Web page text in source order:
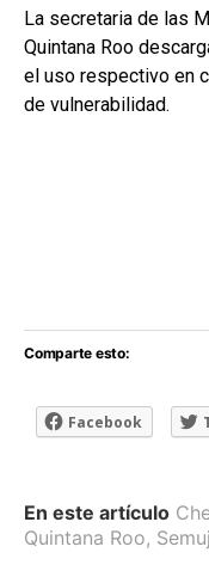
La secretaria de las
Quintana Roo
el uso respectivo en
de vulnerabilidad.
Comparte esto:
Facebook
En este artículo
Quintana Roo,